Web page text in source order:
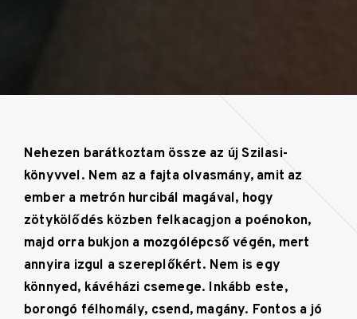
Nehezen barátkoztam össze az új Szilasi-
könyvvel. Nem az a fajta olvasmány, amit az
ember a metrón hurcibál magával, hogy
zötykölődés közben felkacagjon a poénokon,
majd orra bukjon a mozgólépcső végén, mert
annyira izgul a szereplőkért. Nem is egy
könnyed, kávéházi csemege. Inkább este,
borongó félhomály, csend, magány. Fontos a jó